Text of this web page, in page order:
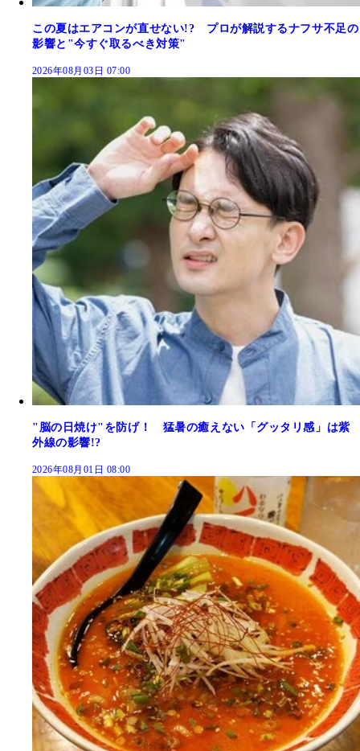
この夏はエアコンが直せない!? プロが解説するナフサ不足の
影響と"今すぐ取るべき対策"
2026年08月03日 07:00
"脳の日焼け"を防げ！ 猛暑の癒えない「グッタリ感」は紫
外線の影響!?
2026年08月01日 08:00